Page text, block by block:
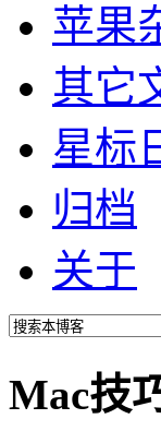
苹果
其它
星标
归档
关于
Mac技